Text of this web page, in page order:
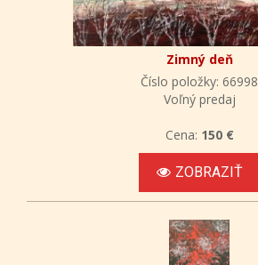
Zimný deň
Číslo položky: 66998
Voľný predaj
Cena: 150 €
ZOBRAZIŤ